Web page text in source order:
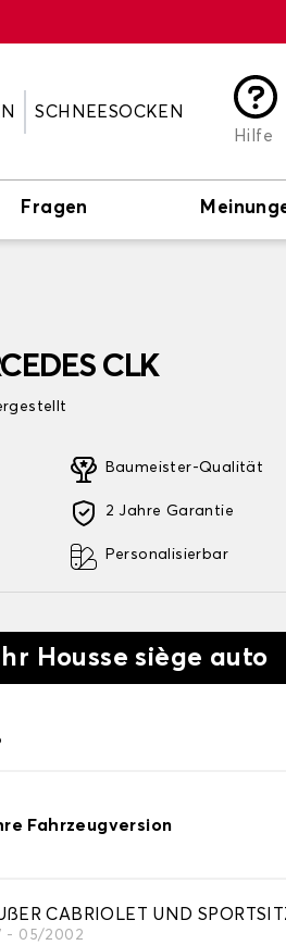
SCHNEESOCKEN
Hilfe
Fragen
CLK
Baumeister-Qualität
2 Jahre Garantie
Personalisierbar
Housse siège auto
Fahrzeugversion
CABRIOLET UND
- 05/2002